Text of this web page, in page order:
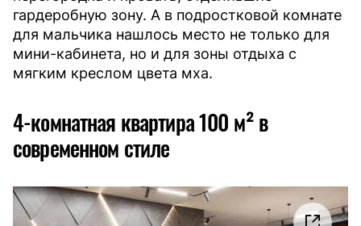
гардеробную зону. А в подростковой комнате
для мальчика нашлось место не только для
мини-кабинета, но и для зоны отдыха с
мягким креслом цвета мха.
4-комнатная квартира 100 м² в
современном стиле